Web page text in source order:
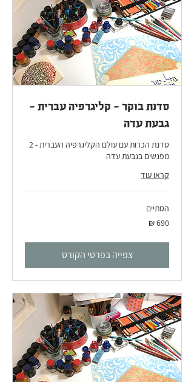
סדנת בוקר - קליגרפיה עברית -
גבעת עדה
סדנת הכרות עם עולם הקליגרפיה העברית - 2
מפגשים בגבעת עדה
קראו עוד
הסתיים
שקלים
צפייה בפרטי הקורס